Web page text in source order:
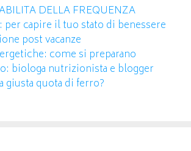
DELLA FREQUENZA
per capire il tuo stato di benessere
post vacanze
come si preparano
biologa nutrizionista e blogger
giusta quota di ferro?